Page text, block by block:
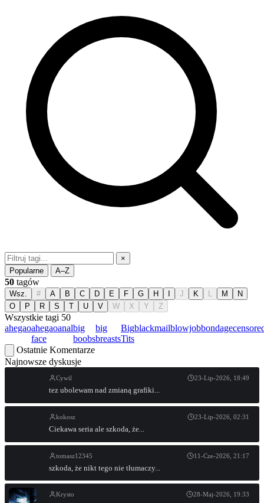
×
Popularne
A–Z
50 tagów
Wsz. # A B C D E F G H J K L M
N
O
P R S T U V W X Y Z
Wszystkie tagi 50
ahegaoahegao
face
analbig
boobs
big
breasts
Big
Tits
blackmailblowjobbondage
Ostatnie Komentarze
Najnowsze dyskusje
Cywil 23-Lip-2026, 18:49
tez ubolewam nad zmianą grafiki...
kokosz 23-Lip-2026, 02:31
Ciekawa seria ale szkoda, że...
tomasz12345 11-Cze-2026, 21:17
szkoda, że nikt tego nie tłumaczy...
Krysto 28-Maj-2026, 19:33